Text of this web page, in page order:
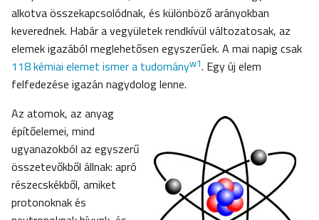
alkotva összekapcsolódnak, és különböző arányokban
keverednek. Habár a vegyületek rendkívül változatosak, az
elemek igazából meglehetősen egyszerűek. A mai napig csak
118 kémiai elemet ismer a tudományw1. Egy új elem
felfedezése igazán nagydolog lenne.
Az atomok, az anyag
építőelemei, mind
ugyanazokból az egyszerű
összetevőkből állnak: apró
részecskékből, amiket
protonoknak és